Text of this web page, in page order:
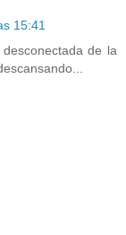
15:41
de la